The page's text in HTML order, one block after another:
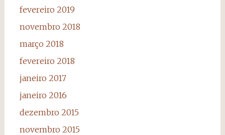
fevereiro 2019
novembro 2018
março 2018
fevereiro 2018
janeiro 2017
janeiro 2016
dezembro 2015
novembro 2015